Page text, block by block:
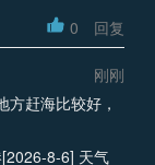
0 回复
刚刚
方赶海比较好，
[2026-8-6] 天气